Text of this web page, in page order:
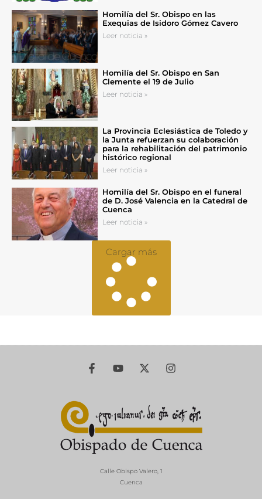
Homilía del Sr. Obispo en las
Exequias de Isidoro Gómez Cavero
Leer noticia »
Homilía del Sr. Obispo en San
Clemente el 19 de Julio
Leer noticia »
La Provincia Eclesiástica de Toledo y
la Junta refuerzan su colaboración
para la rehabilitación del patrimonio
histórico regional
Leer noticia »
Homilía del Sr. Obispo en el funeral
de D. José Valencia en la Catedral de
Cuenca
Leer noticia »
Cargar más
Calle Obispo Valero, 1
Cuenca